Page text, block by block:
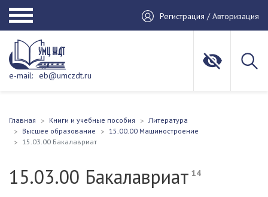
Регистрация / Авторизация
e-mail: eb@umczdt.ru
Главная Книги и учебные пособия
Литература
Высшее образование
15.00.00 Машиностроение
15.03.00 Бакалавриат
15.03.00 Бакалавриат14